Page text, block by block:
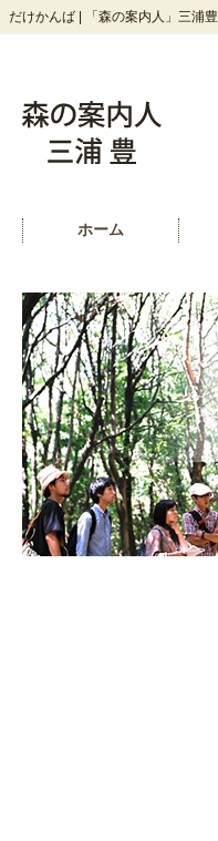
だけかんば | 「森の案内人」三浦豊
ホーム